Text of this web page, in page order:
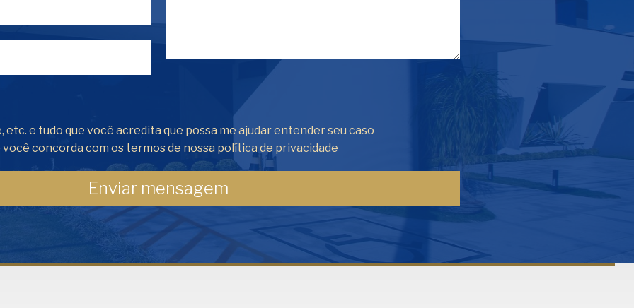
Fale com Henrique Lima
Cadastre-se para começar uma
conversa no WhatsApp
etc. e tudo que você acredita que possa me ajudar entender seu caso
concorda com os termos de nossa política de privacidade